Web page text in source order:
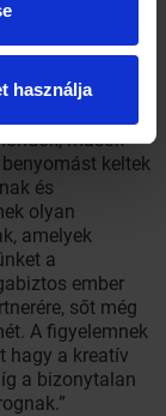
használja
velünk: 'Mit
Természetes,
vonják
mások
keltek
és
olyan
amelyek
a
ember
sőt még
A figyelemnek
hagy a kreatív
a bizonytalan